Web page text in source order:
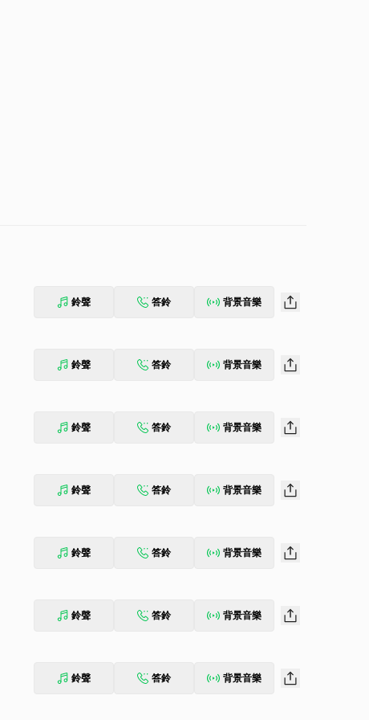
鈴聲 答鈴 背景音樂
鈴聲 答鈴 背景音樂
鈴聲 答鈴 背景音樂
鈴聲 答鈴 背景音樂
鈴聲 答鈴 背景音樂
鈴聲 答鈴 背景音樂
鈴聲 答鈴 背景音樂